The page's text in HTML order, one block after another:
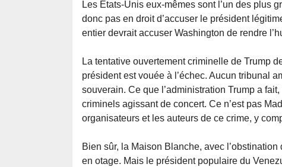
Les États-Unis eux-mêmes sont l’un des plus
donc pas en droit d’accuser le président
entier devrait accuser Washington de rendre
La tentative ouvertement criminelle de Trump
président est vouée à l’échec. Aucun tribunal
souverain. Ce que l’administration Trump a
criminels agissant de concert. Ce n’est pas
organisateurs et les auteurs de ce crime, y
Bien sûr, la Maison Blanche, avec
en otage. Mais le président populaire du